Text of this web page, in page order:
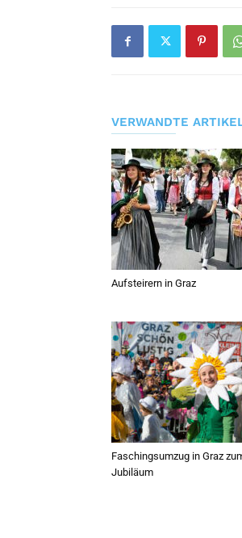
VERWANDTE
Aufsteirern in Graz
Faschingsumzug in Graz
Jubiläum